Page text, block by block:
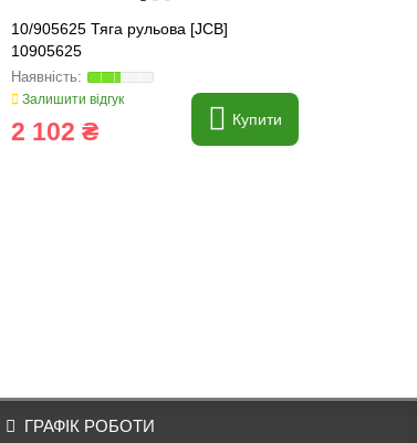
10/905625 Тяга рульова [JCB]
10905625
Залишити відгук
2 102 ₴ Купити
ГРАФІК РОБОТИ